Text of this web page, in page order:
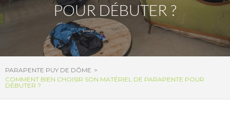
POUR DÉBUTER ?
PARAPENTE PUY DE DÔME
COMMENT BIEN CHOISIR SON MATÉRIEL DE PARAPENTE POUR
DÉBUTER ?